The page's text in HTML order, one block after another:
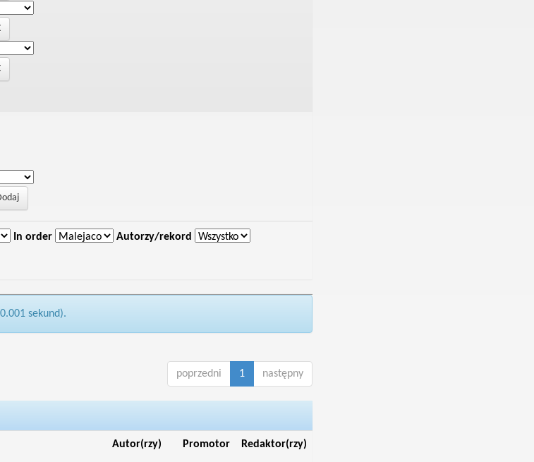
In order Autorzy/rekord
sekund).
poprzedni 1 następny
Autor(rzy) Promotor Redaktor(rzy)